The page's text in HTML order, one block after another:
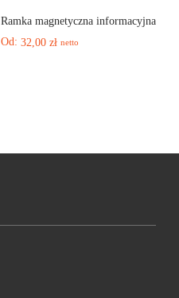
Ramka magnetyczna informacyjna
Od: 32,00 zł netto